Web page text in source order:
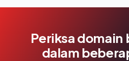
Periksa domain
dalam